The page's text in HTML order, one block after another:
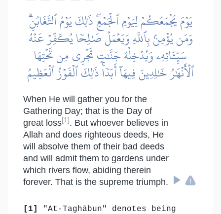
يَوۡمَ يَجۡمَعُكُمۡ لِيَوۡمِ ٱلۡجَمۡعِۖ ذَٰلِكَ يَوۡمُ ٱلتَّغَابُنِۗ
وَمَن يُؤۡمِنۢ بِٱللَّهِ وَيَعۡمَلۡ صَٰلِحٗا يُكَفِّرۡ عَنۡهُ
سَيِّـَٔاتِهِۦ وَيُدۡخِلۡهُ جَنَّٰتٖ تَجۡرِي مِن تَحۡتِهَا
ٱلۡأَنۡهَٰرُ خَٰلِدِينَ فِيهَآ أَبَدٗاۚ ذَٰلِكَ ٱلۡفَوۡزُ ٱلۡعَظِيمُ
When He will gather you for the
Gathering Day; that is the Day of
great loss[1] . But whoever believes in
Allah and does righteous deeds, He
will absolve them of their bad deeds
and will admit them to gardens under
which rivers flow, abiding therein
forever. That is the supreme triumph.
[1]
"At-Taghābun" denotes being